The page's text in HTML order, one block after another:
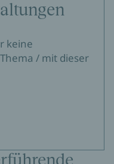
keine
/ mit dieser